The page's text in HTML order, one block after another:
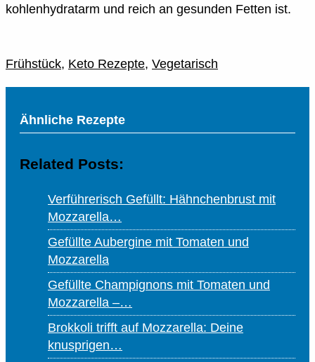
kohlenhydratarm und reich an gesunden Fetten ist.
Frühstück, Keto Rezepte, Vegetarisch
Ähnliche Rezepte
Related Posts:
Verführerisch Gefüllt: Hähnchenbrust mit
Mozzarella…
Gefüllte Aubergine mit Tomaten und
Mozzarella
Gefüllte Champignons mit Tomaten und
Mozzarella –…
Brokkoli trifft auf Mozzarella: Deine
knusprigen…